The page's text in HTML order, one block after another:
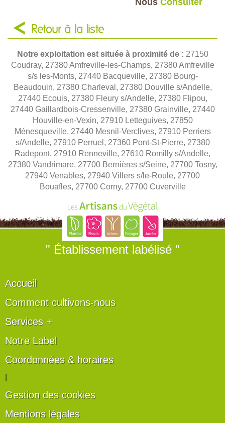
Retour à la liste
Notre exploitation est située à proximité de : 27150
Coudray, 27380 Amfreville-les-Champs, 27380 Amfreville
s/s les-Monts, 27440 Bacqueville, 27380 Bourg-
Beaudouin, 27380 Charleval, 27380 Douville s/Andelle,
27440 Ecouis, 27380 Fleury s/Andelle, 27380 Flipou,
27440 Gaillardbois-Cressenville, 27380 Grainville, 27440
Houville-en-Vexin, 27910 Letteguives, 27850
Ménesqueville, 27440 Mesnil-Verclives, 27910 Perriers
s/Andelle, 27910 Perruel, 27360 Pont-St-Pierre, 27380
Radepont, 27910 Renneville, 27610 Romilly s/Andelle,
27380 Vandrimare, 27700 Bernières s/Seine, 27700 Tosny,
27940 Venables, 27940 Villers s/le-Roule, 27700
Bouafles, 27700 Corny, 27700 Cuverville
" Établissement labélisé "
Accueil
Comment cultivons-nous
Services +
Notre Label
Coordonnées & horaires
Gestion des cookies
Mentions légales